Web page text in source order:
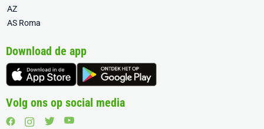
AZ
AS Roma
Download de app
Volg ons op social media